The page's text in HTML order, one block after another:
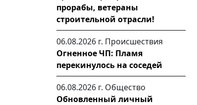
прорабы, ветераны
строительной отрасли!
06.08.2026 г. Происшествия
Огненное ЧП: Пламя
перекинулось на соседей
06.08.2026 г. Общество
Обновленный личный